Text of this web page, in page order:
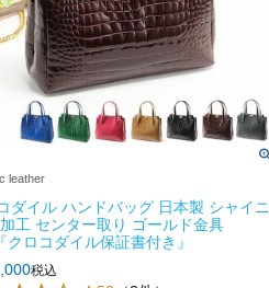
leather
ダイル ハンドバッグ 日本製 シャイニ
工 センター取り ゴールド金具
クロコダイル保証書付き』
税込